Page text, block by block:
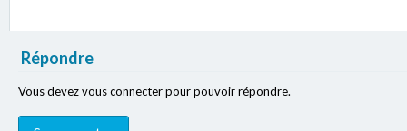
Répondre
Vous devez vous connecter pour pouvoir répondre.